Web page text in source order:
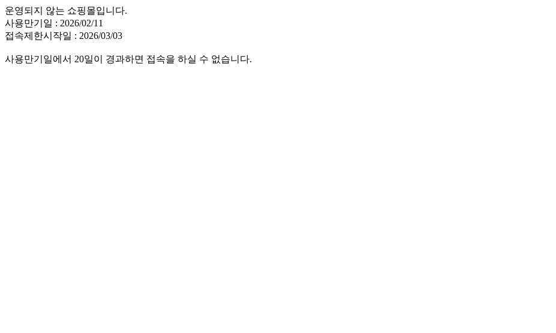
운영되지 않는 쇼핑몰입니다.
사용만기일 : 2026/02/11
접속제한시작일 : 2026/03/03
사용만기일에서 20일이 경과하면 접속을 하실 수 없습니다.